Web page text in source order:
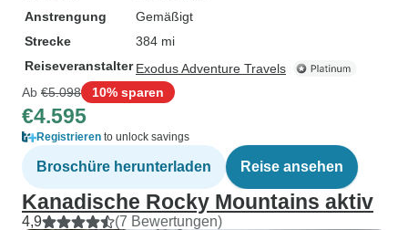
Anstrengung
Gemäßigt
Strecke
384 mi
Reiseveranstalter Exodus Adventure Travels
Ab €5.098 10% sparen
€4.595
Registrieren to unlock savings
Broschüre herunterladen Reise ansehen
Kanadische Rocky Mountains aktiv
4,9 (7 Bewertungen)